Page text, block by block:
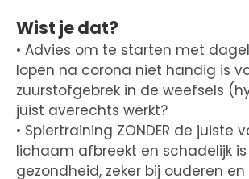
Wist je dat?
• Advies om te starten met
lopen na corona niet handig is
zuurstofgebrek in de weefsels
juist averechts werkt?
• Spiertraining ZONDER de juiste
lichaam afbreekt en schadelijk
gezondheid, zeker bij ouderen